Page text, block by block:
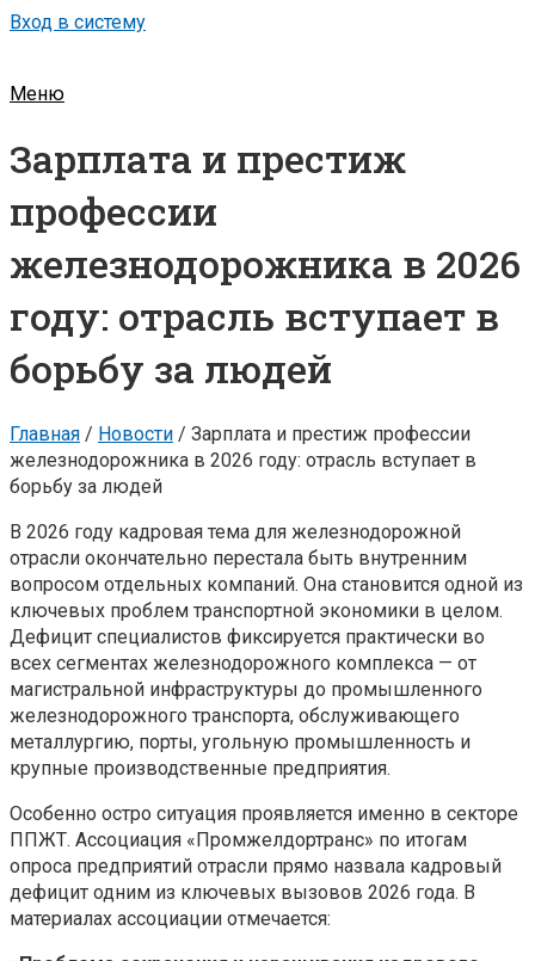
Вход в систему
Меню
Зарплата и престиж
профессии
железнодорожника в 2026
году: отрасль вступает в
борьбу за людей
Главная / Новости / Зарплата и престиж профессии
железнодорожника в 2026 году: отрасль вступает в
борьбу за людей
В 2026 году кадровая тема для железнодорожной
отрасли окончательно перестала быть внутренним
вопросом отдельных компаний. Она становится одной из
ключевых проблем транспортной экономики в целом.
Дефицит специалистов фиксируется практически во
всех сегментах железнодорожного комплекса — от
магистральной инфраструктуры до промышленного
железнодорожного транспорта, обслуживающего
металлургию, порты, угольную промышленность и
крупные производственные предприятия.
Особенно остро ситуация проявляется именно в секторе
ППЖТ. Ассоциация «Промжелдортранс» по итогам
опроса предприятий отрасли прямо назвала кадровый
дефицит одним из ключевых вызовов 2026 года. В
материалах ассоциации отмечается: